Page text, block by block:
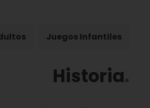
Juegos Infantiles
Historia